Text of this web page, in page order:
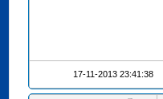
17-11-2013 23:41:38